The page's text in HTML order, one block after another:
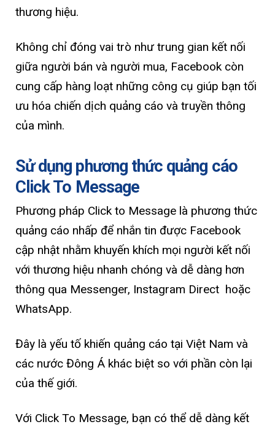
thương hiệu.
Không chỉ đóng vai trò như trung gian kết nối
giữa người bán và người mua, Facebook còn
cung cấp hàng loạt những công cụ giúp bạn tối
ưu hóa chiến dịch quảng cáo và truyền thông
của mình.
Sử dụng phương thức quảng cáo
Click To Message
Phương pháp Click to Message là phương thức
quảng cáo nhấp để nhắn tin được Facebook
cập nhật nhằm khuyến khích mọi người kết nối
với thương hiệu nhanh chóng và dễ dàng hơn
thông qua Messenger, Instagram Direct hoặc
WhatsApp.
Đây là yếu tố khiến quảng cáo tại Việt Nam và
các nước Đông Á khác biệt so với phần còn lại
của thế giới.
Với Click To Message, bạn có thể dễ dàng kết